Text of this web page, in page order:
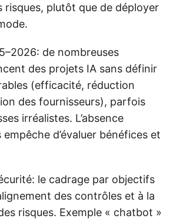
risques, plutôt que de déployer
de nombreuses
des projets IA sans définir
(efficacité, réduction
des fournisseurs), parfois
irréalistes. L’absence
empêche d’évaluer bénéfices et
le cadrage par objectifs
des contrôles et à la
risques. Exemple « chatbot »